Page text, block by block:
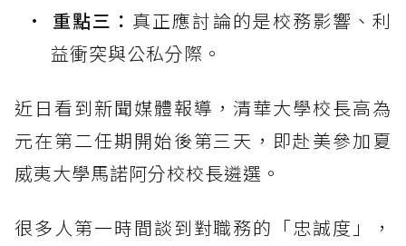
重點三： 真正應討論的是校務影響、利
益衝突與公私分際。
近日看到新聞媒體報導，清華大學校長高為
元在第二任期開始後第三天，即赴美參加夏
威夷大學馬諾阿分校校長遴選。
很多人第一時間談到對職務的「忠誠度」，